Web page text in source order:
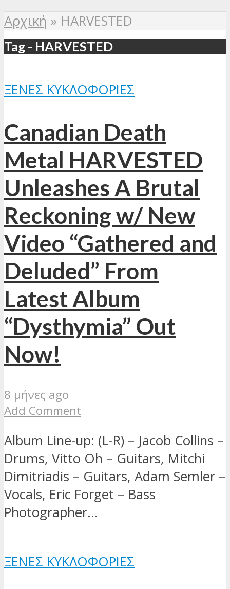
Αρχική » HARVESTED
Tag - HARVESTED
ΞΈΝΕΣ ΚΥΚΛΟΦΟΡΊΕΣ
Canadian Death
Metal HARVESTED
Unleashes A Brutal
Reckoning w/ New
Video “Gathered and
Deluded” From
Latest Album
“Dysthymia” Out
Now!
8 μήνες ago
Add Comment
Album Line-up: (L-R) – Jacob Collins –
Drums, Vitto Oh – Guitars, Mitchi
Dimitriadis – Guitars, Adam Semler –
Vocals, Eric Forget – Bass
Photographer...
ΞΈΝΕΣ ΚΥΚΛΟΦΟΡΊΕΣ